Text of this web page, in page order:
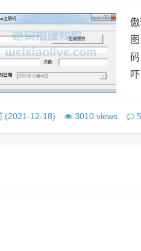
(2021-12-18) 3010 views 5